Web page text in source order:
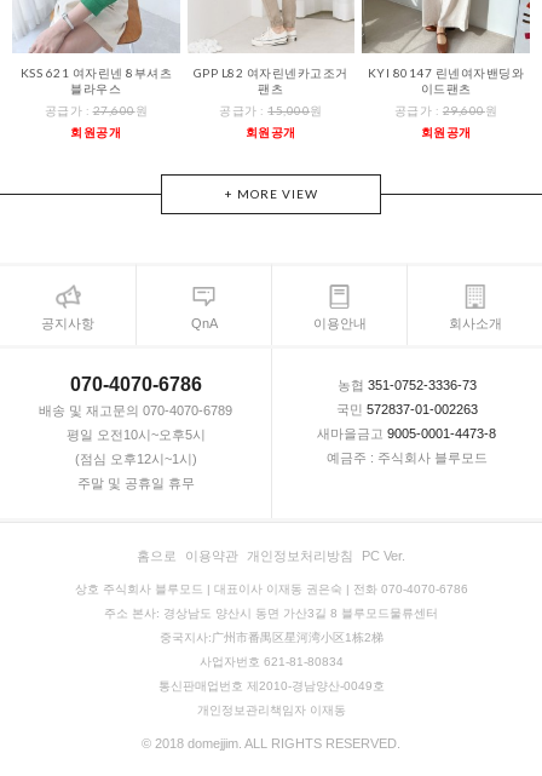
KSS 621 여자린넨 8부셔츠
블라우스
공급가 :27,600원
회원공개
GPP L82 여자린넨카고조거
팬츠
공급가 :15,000원
회원공개
KYI 80147 린넨여자밴딩와
이드팬츠
공급가 : 29,600원
회원공개
+ MORE VIEW
공지사항 QnA 이용안내 회사소개
070-4070-6786
배송 및 재고문의 070-4070-6789
평일 오전10시~오후5시
(점심 오후12시~1시)
주말 및 공휴일 휴무
농협 351-0752-3336-73
국민 572837-01-002263
새마을금고 9005-0001-4473-8
예금주 : 주식회사 블루모드
홈으로 이용약관 개인정보처리방침 PC Ver.
상호 주식회사 블루모드 | 대표이사 이재동 권은숙 | 전화 070-4070-6786
주소 본사: 경상남도 양산시 동면 가산3길 8 블루모드물류센터
중국지사:广州市番禺区星河湾小区1栋2梯
사업자번호 621-81-80834
통신판매업번호 제2010-경남양산-0049호
개인정보관리책임자 이재동
© 2018 domejjim. ALL RIGHTS RESERVED.